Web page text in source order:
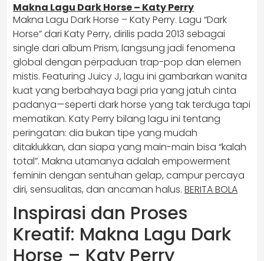
Makna Lagu Dark Horse – Katy Perry
Makna Lagu Dark Horse – Katy Perry. Lagu “Dark
Horse” dari Katy Perry, dirilis pada 2013 sebagai
single dari album Prism, langsung jadi fenomena
global dengan perpaduan trap-pop dan elemen
mistis. Featuring Juicy J, lagu ini gambarkan wanita
kuat yang berbahaya bagi pria yang jatuh cinta
padanya—seperti dark horse yang tak terduga tapi
mematikan. Katy Perry bilang lagu ini tentang
peringatan: dia bukan tipe yang mudah
ditaklukkan, dan siapa yang main-main bisa “kalah
total”. Makna utamanya adalah empowerment
feminin dengan sentuhan gelap, campur percaya
diri, sensualitas, dan ancaman halus. BERITA BOLA
Inspirasi dan Proses
Kreatif: Makna Lagu Dark
Horse – Katy Perry